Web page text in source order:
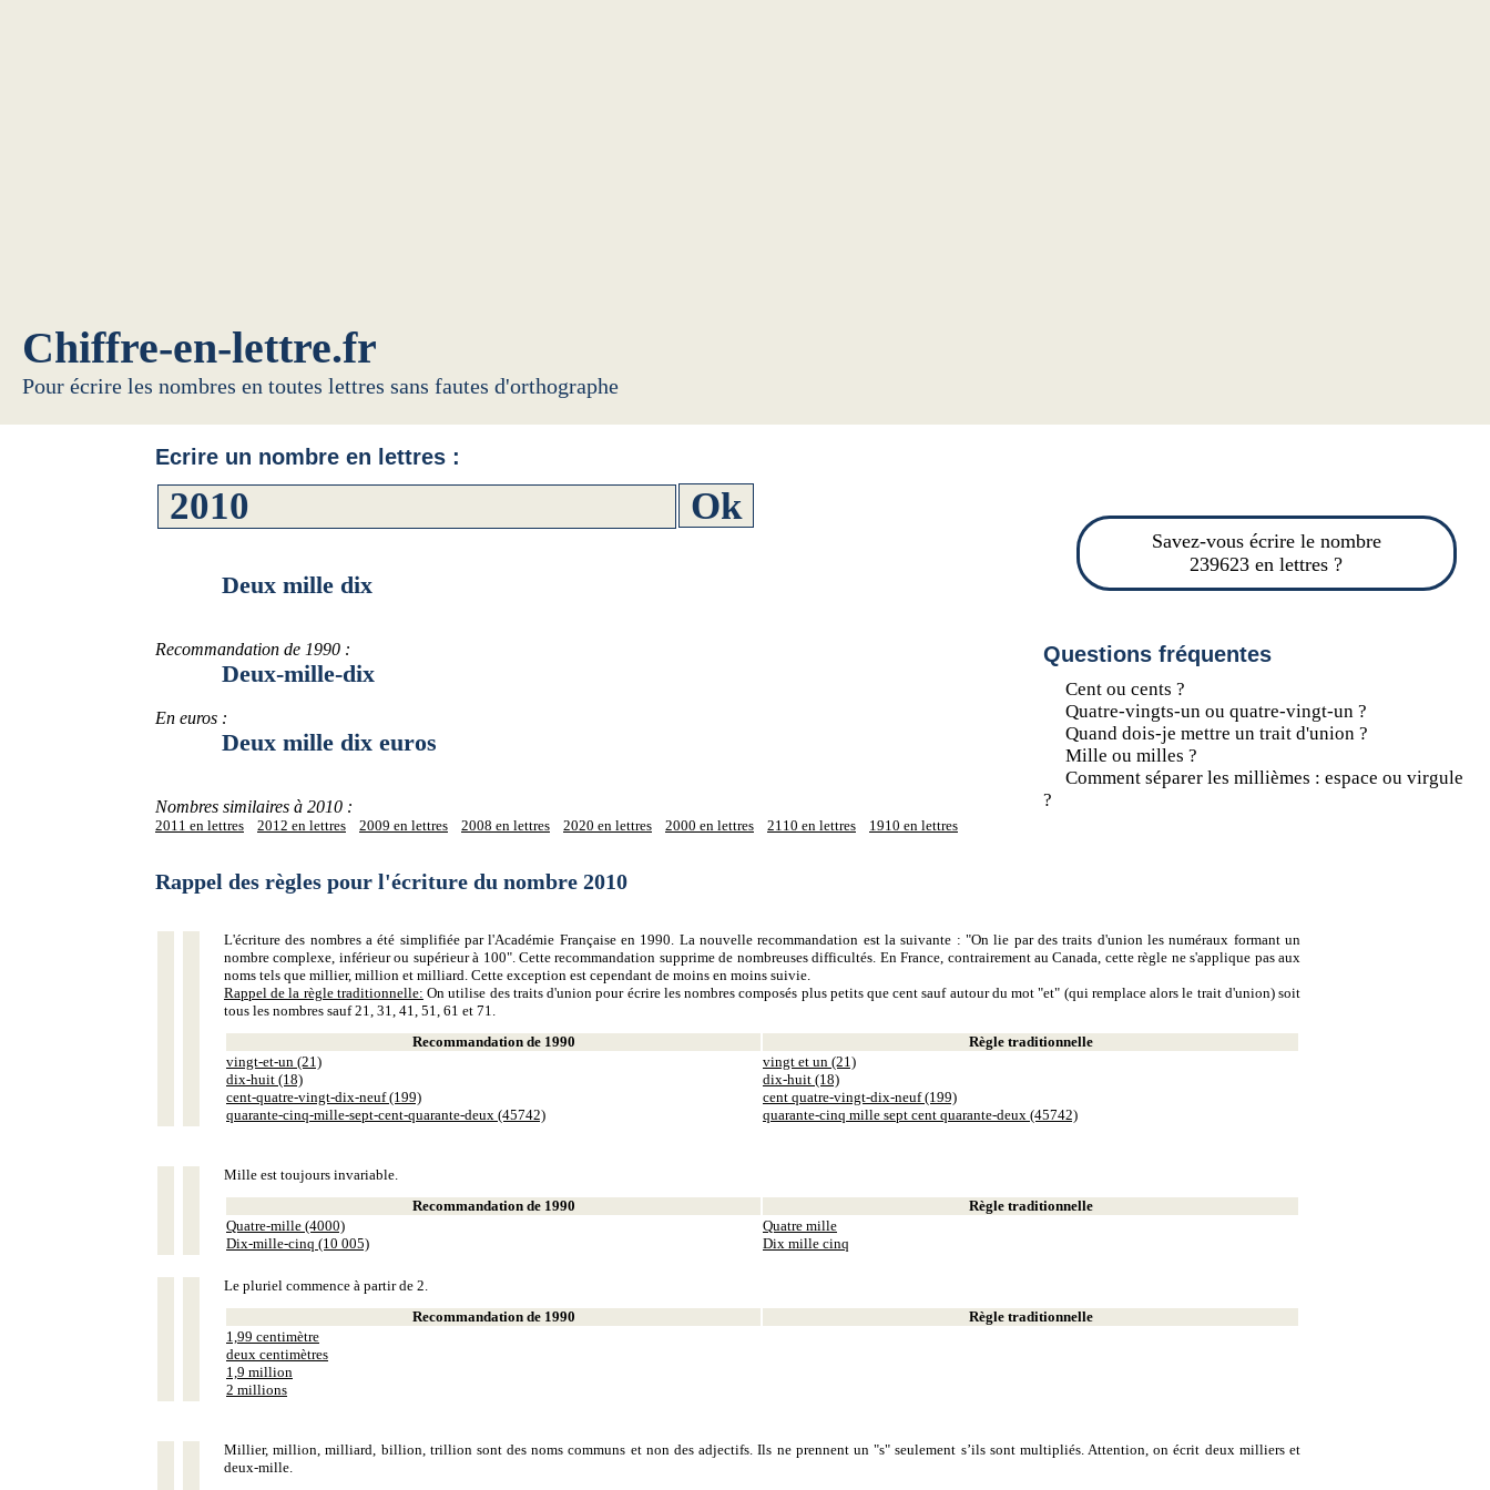
Chiffre-en-lettre.fr
Pour écrire les nombres en toutes lettres sans fautes d'orthographe
Savez-vous écrire le nombre
239623 en lettres ?
Questions fréquentes
Cent ou cents ?
Quatre-vingts-un ou quatre-vingt-un ?
Quand dois-je mettre un trait d'union ?
Mille ou milles ?
Comment séparer les millièmes : espace ou virgule
?
Ecrire un nombre en lettres :
Deux mille dix
Recommandation de 1990 :
Deux-mille-dix
En euros :
Deux mille dix euros
Nombres similaires à 2010 :
2011 en lettres 2012 en lettres 2009 en lettres 2008 en lettres 2020 en lettres 2000 en lettres 2110 en lettres 1910 en lettres
Rappel des règles pour l'écriture du nombre 2010
L'écriture des nombres a été simplifiée par l'Académie Française en 1990. La nouvelle recommandation est la suivante : "On lie par des traits d'union les numéraux formant un
nombre complexe, inférieur ou supérieur à 100". Cette recommandation supprime de nombreuses difficultés. En France, contrairement au Canada, cette règle ne s'applique pas aux
noms tels que millier, million et milliard. Cette exception est cependant de moins en moins suivie.
Rappel de la règle traditionnelle: On utilise des traits d'union pour écrire les nombres composés plus petits que cent sauf autour du mot "et" (qui remplace alors le trait d'union) soit
tous les nombres sauf 21, 31, 41, 51, 61 et 71.
Recommandation de 1990
Règle traditionnelle
vingt-et-un (21)
dix-huit (18)
cent-quatre-vingt-dix-neuf (199)
quarante-cinq-mille-sept-cent-quarante-deux (45742)
vingt et un (21)
dix-huit (18)
cent quatre-vingt-dix-neuf (199)
quarante-cinq mille sept cent quarante-deux (45742)
Mille est toujours invariable.
Recommandation de 1990
Règle traditionnelle
Quatre-mille (4000)
Dix-mille-cinq (10 005)
Quatre mille
Dix mille cinq
Le pluriel commence à partir de 2.
Recommandation de 1990
Règle traditionnelle
1,99 centimètre
deux centimètres
1,9 million
2 millions
Millier, million, milliard, billion, trillion sont des noms communs et non des adjectifs. Ils ne prennent un "s" seulement s’ils sont multipliés. Attention, on écrit deux milliers et
deux-mille.